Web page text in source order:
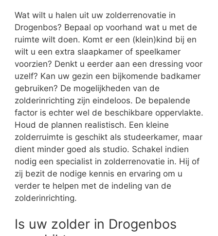
Wat wilt u halen uit uw zolderrenovatie in
Drogenbos? Bepaal op voorhand wat u met de
ruimte wilt doen. Komt er een (klein)kind bij en
wilt u een extra slaapkamer of speelkamer
voorzien? Denkt u eerder aan een dressing voor
uzelf? Kan uw gezin een bijkomende badkamer
gebruiken? De mogelijkheden van de
zolderinrichting zijn eindeloos. De bepalende
factor is echter wel de beschikbare oppervlakte.
Houd de plannen realistisch. Een kleine
zolderruimte is geschikt als studeerkamer, maar
dient minder goed als studio. Schakel indien
nodig een specialist in zolderrenovatie in. Hij of
zij bezit de nodige kennis en ervaring om u
verder te helpen met de indeling van de
zolderinrichting.
Is uw zolder in Drogenbos